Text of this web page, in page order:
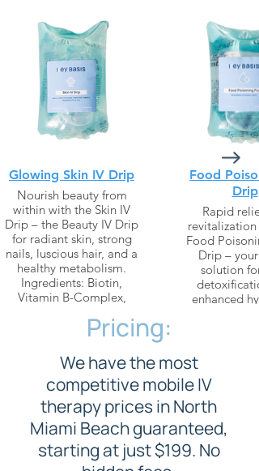
Magnesium, Vitamin
B-Complex, Vitamin
B12, Vitamin C.
Learn More
Learn More
Glowing Skin IV Drip
Nourish beauty from
within with the Skin IV
Drip – the Beauty IV Drip
for radiant skin, strong
nails, luscious hair, and a
healthy metabolism.
Ingredients: Biotin,
Vitamin B-Complex,
Glutathione Push, Zinc
Learn More
Food
Drip
Rapid
revitalization
Food
Drip – your
solution for
enhanced
Electrolyte
Learn
Pricing:
We have the most
competitive mobile IV
therapy prices in North
Miami Beach guaranteed,
starting at just $199. No